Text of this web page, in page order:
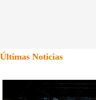
Últimas Noticias